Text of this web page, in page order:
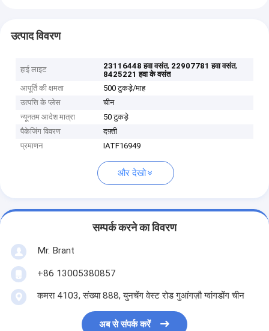
उत्पाद विवरण
हाई लाइट 23116448 हवा वसंत, 22907781 हवा वसंत,
8425221 हवा के वसंत
आपूर्ति की क्षमता
500 टुकड़े/माह
उत्पत्ति के प्लेस
चीन
न्यूनतम आदेश मात्रा
50 टुकड़े
पैकेजिंग विवरण
दफ़्ती
प्रमाणन
IATF16949
और देखो
सम्पर्क करने का विवरण
Mr. Brant
+86 13005380857
कमरा 4103, संख्या 888, युनचेंग वेस्ट रोड गुआंगज़ौ ग्वांगडोंग चीन
अब से संपर्क करें